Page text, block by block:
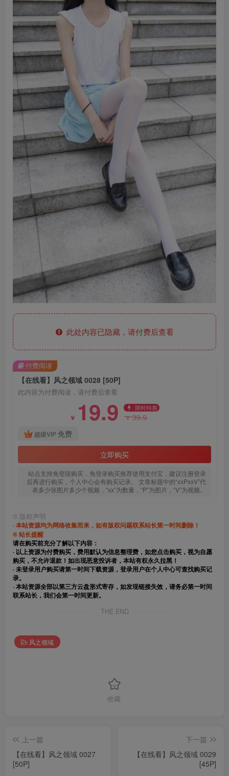
此处内容已隐藏，请付费后查看
【在线看】风之领域 0028 [50P]
此内容为付费阅读，请付费后查看
￥ 19.9 限时特惠
￥39.9
超级VIP 免费
立即购买
站点支持免登陆购买，免登录购买推荐使用支付宝，建议注册登录
后再进行购买，个人中心会有购买记录。 文章标题中的“xxPxxV”代
表多少张图片多少个视频，“xx”为数量，“P”为图片，“V”为视频。
付费阅读
© 版权声明
· 本站资源均为网络收集而来，如有版权问题联系站长第一时间删除！
® 站长提醒
请在购买前充分了解以下内容：
· 以上资源为付费购买，费用默认为信息整理费，如您点击购买，视为自愿
购买，不允许退款！如出现恶意投诉者，本站有权永久拉黑！
· 未登录用户购买请第一时间下载资源，登录用户在个人中心可查找购买记
录。
· 本站资源全部以第三方云盘形式寄存，如发现链接失效，请务必第一时间
联系站长，我们会第一时间更新。
THE END
风之领域
收藏
上一篇
【在线看】风之领域 0027
[50P]
下一篇
【在线看】风之领域 0029
[45P]